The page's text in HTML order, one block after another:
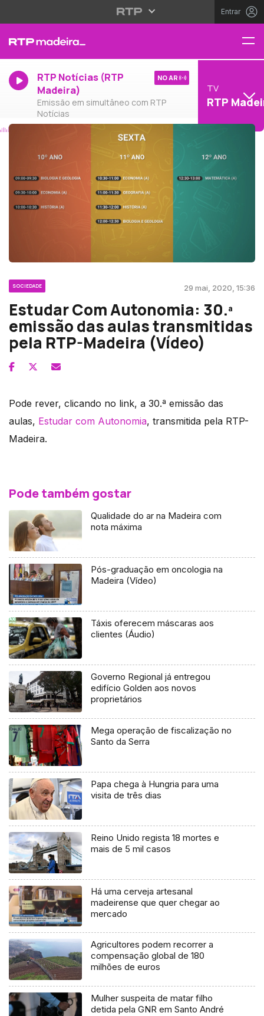
Entrar
RTP Notícias (RTP
Madeira)
Emissão em simultâneo com RTP
Notícias
NO AR
TV
RTP
SOCIEDADE 29 mai, 2020, 15:36
Estudar Com Autonomia: 30.ª
emissão das aulas transmitidas
pela RTP-Madeira (Vídeo)
Pode rever, clicando no link, a 30.ª emissão das
aulas, Estudar com Autonomia, transmitida pela RTP-
Madeira.
Pode também gostar
Qualidade do ar na Madeira com
nota máxima
Pós-graduação em oncologia na
Madeira (Vídeo)
Táxis oferecem máscaras aos
clientes (Áudio)
Governo Regional já entregou
edifício Golden aos novos
proprietários
Mega operação de fiscalização no
Santo da Serra
Papa chega à Hungria para uma
visita de três dias
Reino Unido regista 18 mortes e
mais de 5 mil casos
Há uma cerveja artesanal
madeirense que quer chegar ao
mercado
Agricultores podem recorrer a
compensação global de 180
milhões de euros
Mulher suspeita de matar filho
detida pela GNR em Santo André